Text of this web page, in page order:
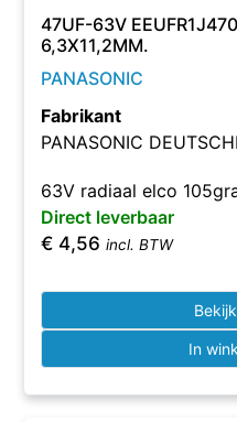
47UF-63V
6,3X11,2MM.
PANASONIC
Fabrikant
PANASONIC
63V radiaal elco
Direct leverbaar
€ 4,56 incl. BTW
In